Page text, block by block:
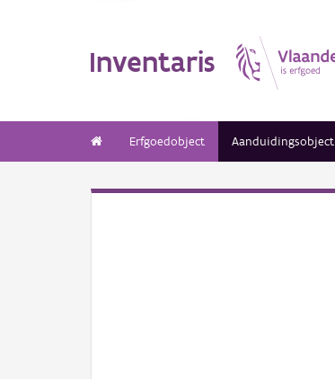
Inventaris
Erfgoedobject Aanduidingsobject